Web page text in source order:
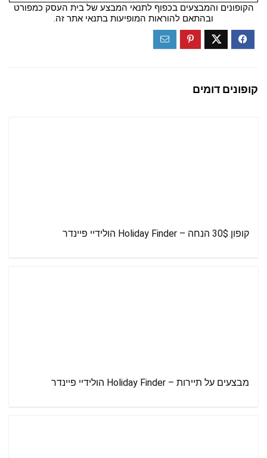
הקופונים והמבצעים בכפוף לתנאי המבצע של בית העסק כמפורט
ובהתאם להוראות המופיעות בתנאי אתר זה.
קופונים דומים
קופון 30$ הנחה – Holiday Finder הולידיי פיינדר
מבצעים על תיירות – Holiday Finder הולידיי פיינדר